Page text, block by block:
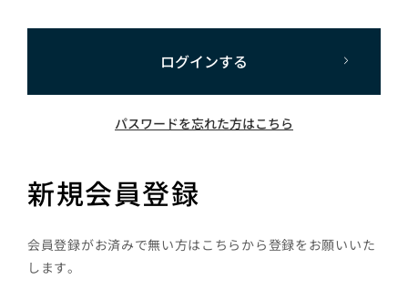
ログインする
パスワードを忘れた方はこちら
新規会員登録
会員登録がお済みで無い方はこちらから登録をお願いいた
します。